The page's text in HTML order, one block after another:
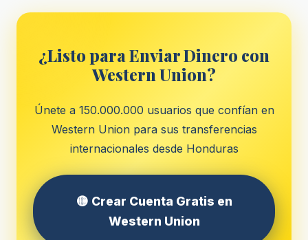
¿Listo para Enviar Dinero con
Western Union?
Únete a 150.000.000 usuarios que confían en
Western Union para sus transferencias
internacionales desde Honduras
🟡 Crear Cuenta Gratis en
Western Union